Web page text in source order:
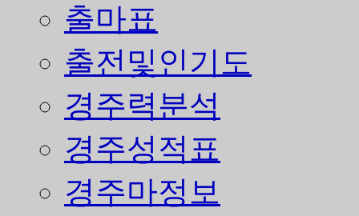
출마표
출전및인기도
경주력분석
경주성적표
경주마정보